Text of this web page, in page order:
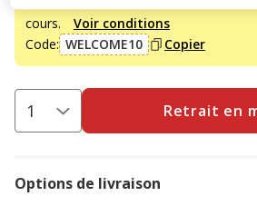
cours.
Voir conditions
Code: WELCOME10 Copier
Retrait en
Options de livraison